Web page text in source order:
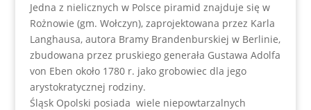
Jedna z nielicznych w Polsce piramid znajduje się w
Rożnowie (gm. Wołczyn), zaprojektowana przez Karla
Langhausa, autora Bramy Brandenburskiej w Berlinie,
zbudowana przez pruskiego generała Gustawa Adolfa
von Eben około 1780 r. jako grobowiec dla jego
arystokratycznej rodziny.
Śląsk Opolski posiada wiele niepowtarzalnych